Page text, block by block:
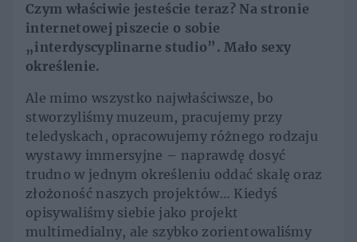
Czym właściwie jesteście teraz? Na stronie
internetowej piszecie o sobie
„interdyscyplinarne studio”. Mało sexy
określenie.
Ale mimo wszystko najwłaściwsze, bo
stworzyliśmy muzeum, pracujemy przy
teledyskach, opracowujemy różnego rodzaju
wystawy immersyjne – naprawdę dosyć
trudno w jednym określeniu oddać skalę oraz
złożoność naszych projektów… Kiedyś
opisywaliśmy siebie jako projekt
multimedialny, ale szybko zorientowaliśmy